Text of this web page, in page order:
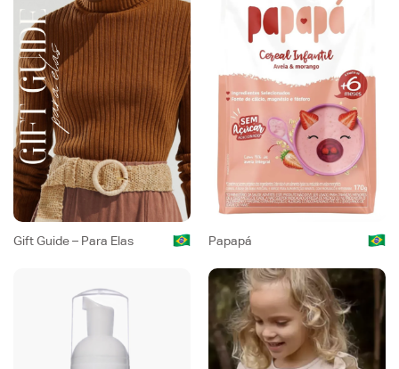
Gift Guide – Para Elas Papapá